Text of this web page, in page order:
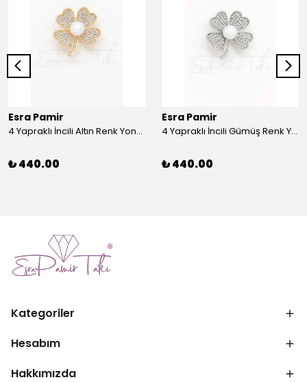
Esra Pamir
4 Yapraklı İncili Altın Renk Yonca Broş
₺ 440.00
Esra Pamir
4 Yapraklı İncili Gümüş Renk Yonca Broş
₺ 440.00
Kategoriler
Hesabım
Hakkımızda